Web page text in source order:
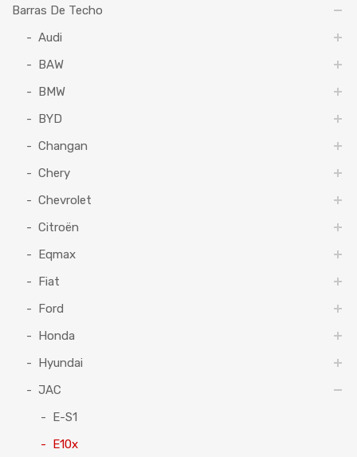
Barras De Techo
Audi
BAW
BMW
BYD
Changan
Chery
Chevrolet
Citroën
Eqmax
Fiat
Ford
Honda
Hyundai
JAC
E-S1
E10x